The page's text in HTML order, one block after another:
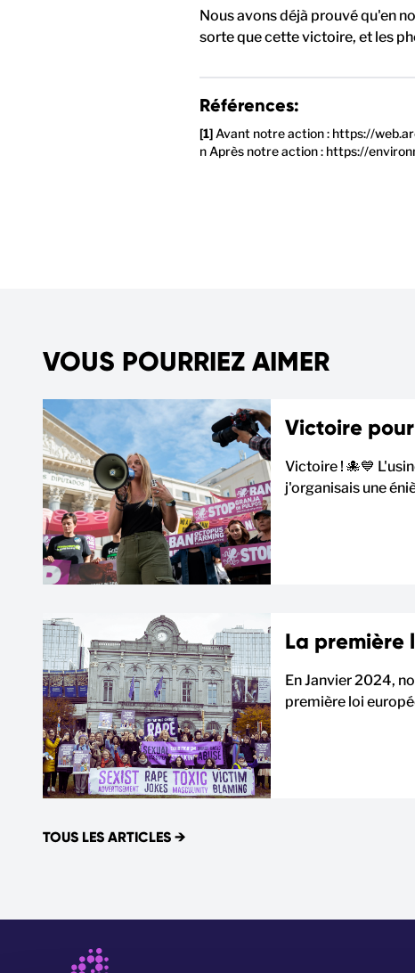
Nous avons déjà prouvé qu'en
sorte que cette victoire, et les
Références:
Avant notre action : https://
n Après notre action : https://
VOUS POURRIEZ AIMER
Victoire
Victoire ! 🐙💙
j'organisais une
La première
En Janvier 2024,
première loi
TOUS LES ARTICLES →